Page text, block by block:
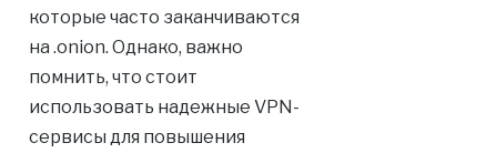
которые часто заканчиваются
на .onion. Однако, важно
помнить, что стоит
использовать надежные VPN-
сервисы для повышения